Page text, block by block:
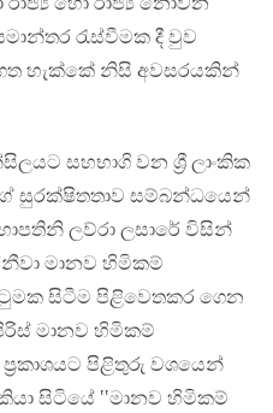
රැස්වීමක දී වුව
හැක්කේ නිසි අවසරයකින්
සහභාගි වන ශ්‍රී ලාංකික
සුරක්ෂිතතාව සම්බන්ධයෙන්
ලව්රා ලසාරේ විසින්
මානව හිමිකම්
සිටීම පිළිවෙතකර ගෙන
පිරිස් මානව හිමිකම්
පිළිතුරු වශයෙන්
සිටියේ ‛‛මානව හිමිකම්